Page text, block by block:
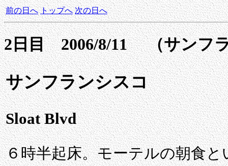
前の日へ トップへ 次の日へ
2日目 2006/8/11 （サンフ
サンフランシスコ
Sloat Blvd
６時半起床。モーテルの朝食